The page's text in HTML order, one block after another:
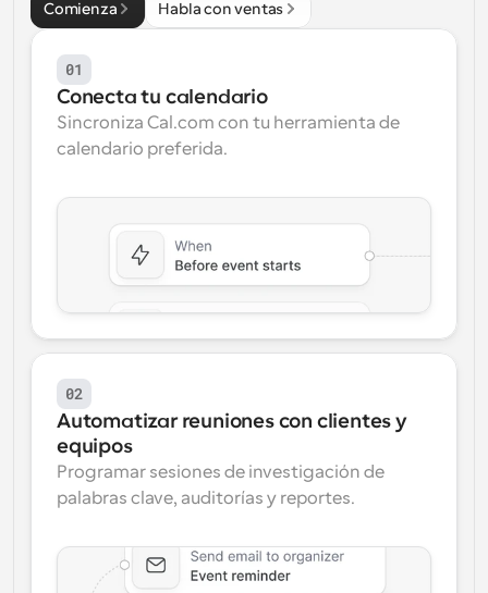
Programación potenciadda con llamadas
impulsadas por IA
Flujos de trabajo
Automatiza la programación y los recordatorios
Blog
Mantente al día con las últimas noticias y
actualizaciones
Enlaces de Grupo Dinámico
Reserva reuniones de forma fluida con varias personas
Comienza Habla con ventas
01
Conecta tu calendario
Sincroniza Cal.com con tu herramienta de
calendario preferida.
02
Automatizar reuniones con clientes y
equipos
Programar sesiones de investigación de
palabras clave, auditorías y reportes.